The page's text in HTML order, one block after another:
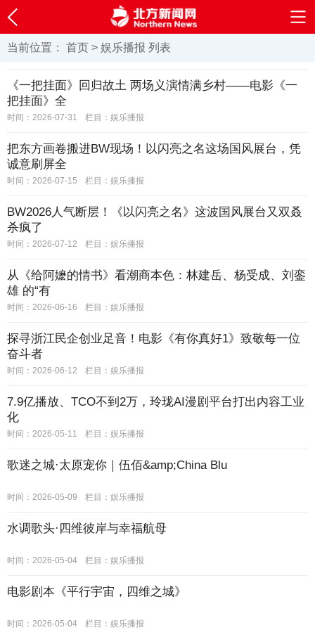
当前位置： 首页 > 娱乐播报 列表
《一把挂面》回归故土 两场义演情满乡村——电影《一
把挂面》全
时间：2026-07-31 栏目： 娱乐播报
把东方画卷搬进BW现场！以闪亮之名这场国风展台，凭
诚意刷屏全
时间：2026-07-15 栏目： 娱乐播报
BW2026人气断层！《以闪亮之名》这波国风展台又双叒
杀疯了
时间：2026-07-12 栏目： 娱乐播报
从《给阿嬷的情书》看潮商本色：林建岳、杨受成、刘銮
雄 的“有
时间：2026-06-16 栏目： 娱乐播报
探寻浙江民企创业足音！电影《有你真好1》致敬每一位
奋斗者
时间：2026-06-12 栏目： 娱乐播报
7.9亿播放、TCO不到2万，玲珑AI漫剧平台打出内容工业
化
时间：2026-05-11 栏目： 娱乐播报
歌迷之城·太原宠你｜伍佰&amp;China Blu
时间：2026-05-09 栏目： 娱乐播报
水调歌头·四维彼岸与幸福航母
时间：2026-05-04 栏目： 娱乐播报
电影剧本《平行宇宙，四维之城》
时间：2026-05-04 栏目： 娱乐播报